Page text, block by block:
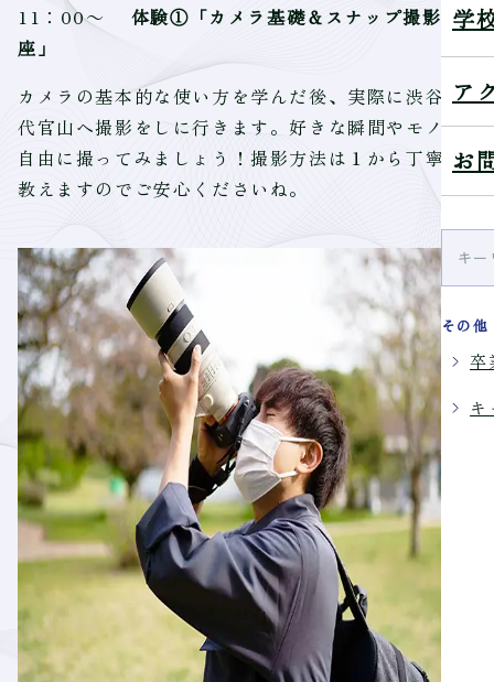
学
ア
お
その他
卒
キ
11：00～ 体験①「カメラ基礎＆スナップ撮影講
座」
カメラの基本的な使い方を学んだ後、実際に渋谷・
代官山へ撮影をしに行きます。好きな瞬間やモノを
自由に撮ってみましょう！撮影方法は１から丁寧に
教えますのでご安心くださいね。